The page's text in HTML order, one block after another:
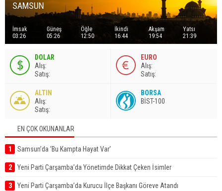
SAMSUN
İmsak
03:26
Güneş
05:26
Öğle
12:50
İkindi
16:44
Akşam
19:54
Yatsı
21:39
DOLAR
Alış:
Satış:
EURO
Alış:
Satış:
ALTIN
Alış:
Satış:
BORSA
BİST-100
EN ÇOK OKUNANLAR
1 Samsun’da ‘Bu Kampta Hayat Var’
2 Yeni Parti Çarşamba’da Yönetimde Dikkat Çeken İsimler
3 Yeni Parti Çarşamba’da Kurucu İlçe Başkanı Göreve Atandı